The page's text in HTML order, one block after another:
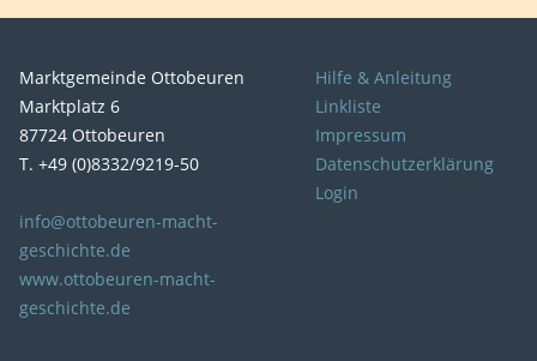
Marktgemeinde Ottobeuren
Marktplatz 6
87724 Ottobeuren
T. +49 (0)8332/9219-50
info@ottobeuren-macht-
geschichte.de
www.ottobeuren-macht-
geschichte.de
Hilfe & Anleitung
Linkliste
Impressum
Datenschutzerklärung
Login